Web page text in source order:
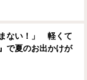
ない！」 軽くて
で夏のお出かけが